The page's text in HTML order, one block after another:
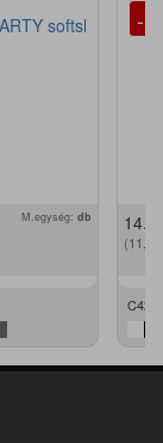
M.egység: db
-
C42 -